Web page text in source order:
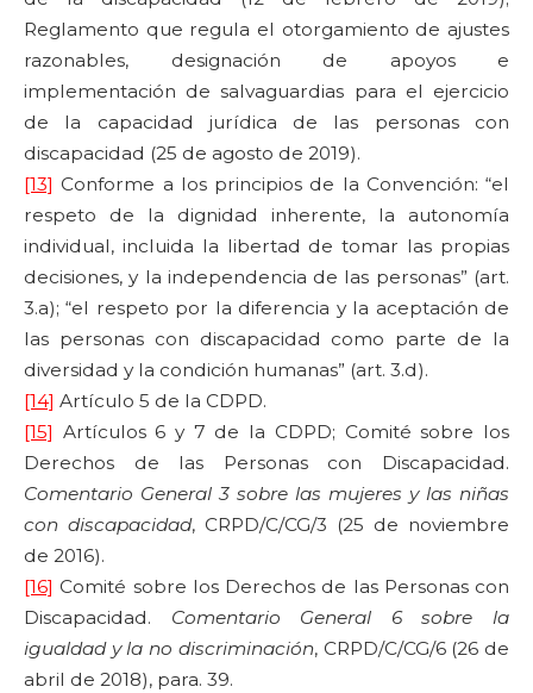
Reglamento que regula el otorgamiento de ajustes
razonables, designación de apoyos e
implementación de salvaguardias para el ejercicio
de la capacidad jurídica de las personas con
discapacidad (25 de agosto de 2019).
[13] Conforme a los principios de la Convención: “el
respeto de la dignidad inherente, la autonomía
individual, incluida la libertad de tomar las propias
decisiones, y la independencia de las personas” (art.
3.a); “el respeto por la diferencia y la aceptación de
las personas con discapacidad como parte de la
diversidad y la condición humanas” (art. 3.d).
[14] Artículo 5 de la CDPD.
[15] Artículos 6 y 7 de la CDPD; Comité sobre los
Derechos de las Personas con Discapacidad.
Comentario General 3 sobre las mujeres y las niñas
con discapacidad, CRPD/C/CG/3 (25 de noviembre
de 2016).
[16] Comité sobre los Derechos de las Personas con
Discapacidad. Comentario General 6sobre la
igualdad y la no discriminación, CRPD/C/CG/6 (26 de
abril de 2018), para. 39.